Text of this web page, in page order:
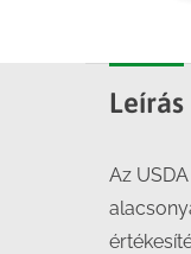
Leírás
Az